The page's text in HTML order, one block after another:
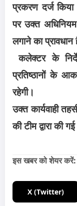
प्रकरण दर्ज
पर उक्त
लगाने का प्रावधान
कलेक्टर के
प्रतिष्ठानों के
रहेगी।
उक्त कार्यवाही
की टीम द्वारा की
इस खबर को शेयर करें:
X (Twitter)